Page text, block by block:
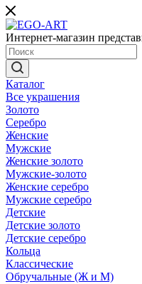
Интернет-магазин
Каталог
Все украшения
Золото
Серебро
Женские
Мужские
Женские золото
Мужские-золото
Женские серебро
Мужские серебро
Детские
Детские золото
Детские серебро
Кольца
Классические
Обручальные (Ж и М)